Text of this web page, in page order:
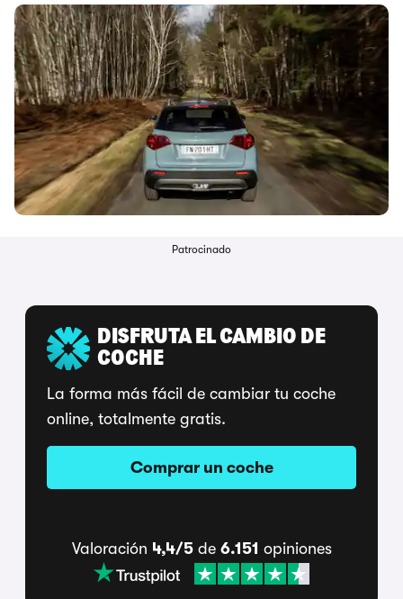
Patrocinado
DISFRUTA EL CAMBIO DE
COCHE
La forma más fácil de cambiar tu coche
online, totalmente gratis.
Comprar un coche
Valoración 4,4/5de 6.151 opiniones